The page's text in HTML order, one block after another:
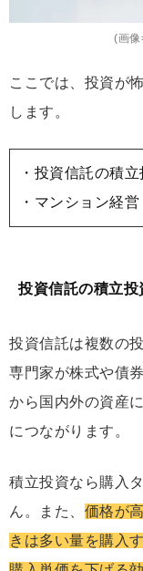
(画
ここでは、投資が
します。
・投資信託の積立
・マンション経営
投資信託の積立投
投資信託は複数の
専門家が株式や債
から国内外の資産
につながります。
積立投資なら購入
ん。また、 価格が
きは多い量を購入